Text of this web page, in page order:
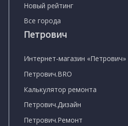
Новый рейтинг
Все города
Петрович
Интернет-магазин «Петрович»
Петрович.BRO
Калькулятор ремонта
Петрович.Дизайн
Петрович.Ремонт